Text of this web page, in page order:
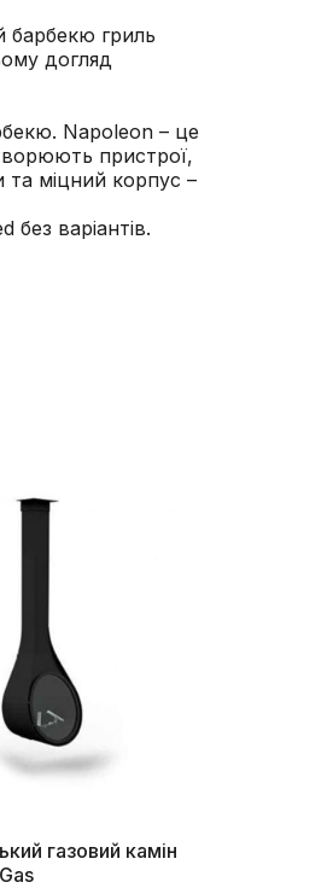
барбекю гриль
догляд
Napoleon – це
пристрої,
та міцний корпус –
варіантів.
газовий камін